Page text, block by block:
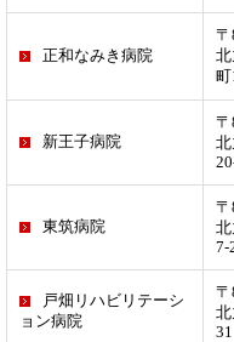
正和なみき病院
〒
町
新王子病院
〒
東筑病院
〒
7-
戸畑リハビリテーシ
ョン病院
〒
31